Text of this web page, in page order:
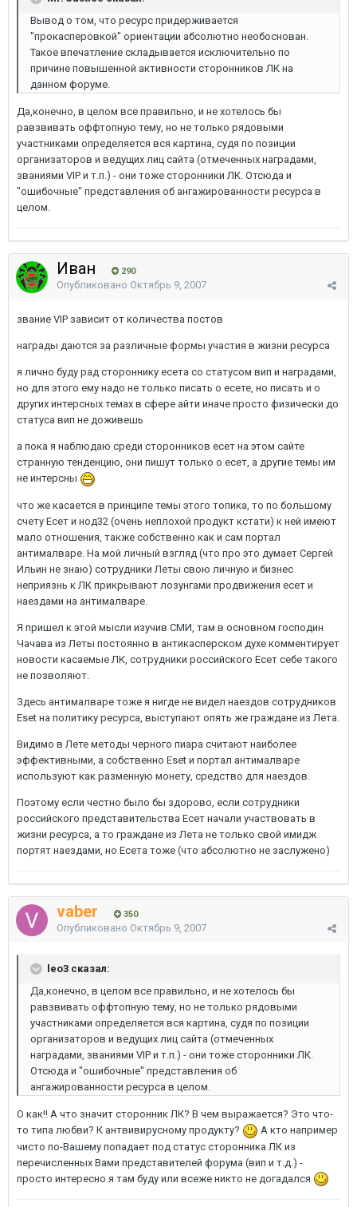
Вывод о том, что ресурс придерживается
"прокасперовкой" ориентации абсолютно необоснован.
Такое впечатление складывается исключительно по
причине повышенной активности сторонников ЛК на
данном форуме.
Да,конечно, в целом все правильно, и не хотелось бы
равзвивать оффтопную тему, но не только рядовыми
участниками определяется вся картина, судя по позиции
организаторов и ведущих лиц сайта (отмеченных наградами,
званиями VIP и т.п.) - они тоже сторонники ЛК. Отсюда и
"ошибочные" представления об ангажированности ресурса в
целом.
Иван 290
Опубликовано Октябрь 9, 2007
звание VIP зависит от количества постов
награды даются за различные формы участия в жизни ресурса
я лично буду рад стороннику есета со статусом вип и наградами,
но для этого ему надо не только писать о есете, но писать и о
других интерсных темах в сфере айти иначе просто физически до
статуса вип не доживешь
а пока я наблюдаю среди сторонников есет на этом сайте
странную тенденцию, они пишут только о есет, а другие темы им
не интерсны
что же касается в принципе темы этого топика, то по большому
счету Есет и нод32 (очень неплохой продукт кстати) к ней имеют
мало отношения, также собственно как и сам портал
антималваре. На мой личный взгляд (что про это думает Сергей
Ильин не знаю) сотрудники Леты свою личную и бизнес
неприязнь к ЛК прикрывают лозунгами продвижения есет и
наездами на антималваре.
Я пришел к этой мысли изучив СМИ, там в основном господин
Чачава из Леты постоянно в антикасперском духе комментирует
новости касаемые ЛК, сотрудники российского Есет себе такого
не позволяют.
Здесь антималваре тоже я нигде не видел наездов сотрудников
Eset на политику ресурса, выступают опять же граждане из Лета.
Видимо в Лете методы черного пиара считают наиболее
эффективными, а собственно Eset и портал антималваре
используют как разменную монету, средство для наездов.
Поэтому если честно было бы здорово, если сотрудники
российского представительства Есет начали участвовать в
жизни ресурса, а то граждане из Лета не только свой имидж
портят наездами, но Есета тоже (что абсолютно не заслужено)
vaber 350
Опубликовано Октябрь 9, 2007
leo3 сказал:
Да,конечно, в целом все правильно, и не хотелось бы
равзвивать оффтопную тему, но не только рядовыми
участниками определяется вся картина, судя по позиции
организаторов и ведущих лиц сайта (отмеченных
наградами, званиями VIP и т.п.) - они тоже сторонники ЛК.
Отсюда и "ошибочные" представления об
ангажированности ресурса в целом.
О как!! А что значит сторонник ЛК? В чем выражается? Это что-
то типа любви? К антвивирусному продукту?
А кто например
чисто по-Вашему попадает под статус сторонника ЛК из
перечисленных Вами представителей форума (вип и т.д.) -
просто интересно я там буду или всеже никто не догадался